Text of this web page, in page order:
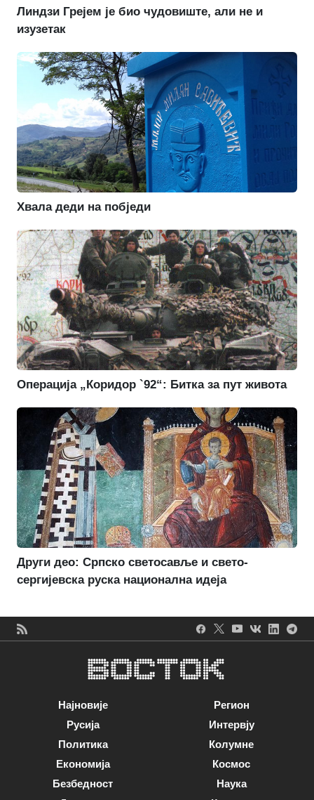
Линдзи Грејем је био чудовиште, али не и
изузетак
Хвала деди на побједи
Операција „Коридор `92“: Битка за пут живота
Други део: Српско светосавље и свето-
сергијевска руска национална идеја
Најновије
Русија
Политика
Економија
Безбедност
Регион
Интервју
Колумне
Космос
Наука